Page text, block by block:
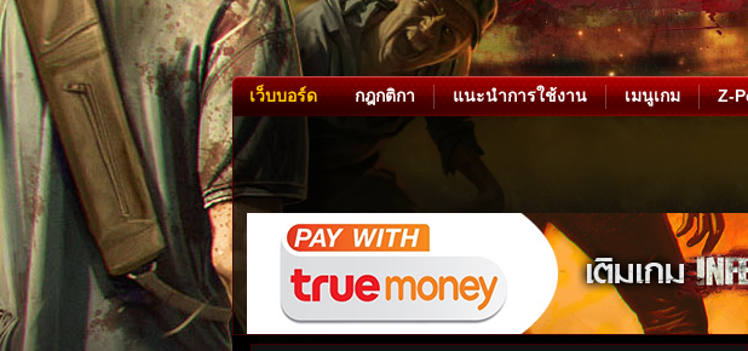
เว็บบอร์ด กฎกติกา แนะนำการใช้งาน เมนูเกม Z-